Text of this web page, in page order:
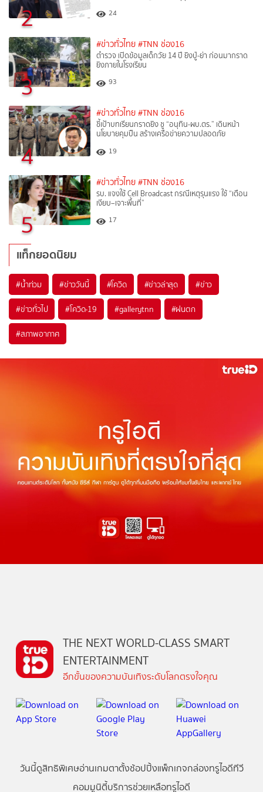
2 24
3
#ข่าวทั่วไทย #TNN ช่อง16
ตำรวจ เปิดข้อมูลเด็กวัย 14 ปี ยิงปู่-ย่า ก่อนมากราด
ยิงภายในโรงเรียน
93
4
#ข่าวทั่วไทย #TNN ช่อง16
ชี้เป้าบทเรียนกราดยิง ชู “อนุทิน-ผบ.ตร.” เดินหน้า
นโยบายคุมปืน สร้างเครือข่ายความปลอดภัย
19
5
#ข่าวทั่วไทย #TNN ช่อง16
รบ. แจงใช้ Cell Broadcast กรณีเหตุรุนแรง ใช้ “เตือน
เงียบ–เจาะพื้นที่”
17
แท็กยอดนิยม
#น้ำท่วม #ข่าววันนี้ #โควิด #ข่าวล่าสุด #ข่าว
#ข่าวทั่วไป #โควิด-19 #gallerytnn #ฝนตก
#สภาพอากาศ
THE NEXT WORLD-CLASS SMART
ENTERTAINMENT
อีกขั้นของความบันเทิงระดับโลกตรงใจคุณ
วันนี้ดูสิทธิพิเศษอ่านเกมตาตั้งช้อปปิ้งแพ็กเกจกล่องทรูไอดีทีวี
คอมมูนิตี้บริการช่วยเหลือทรูไอดี